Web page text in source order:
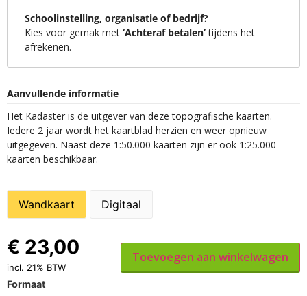
Schoolinstelling, organisatie of bedrijf?
Kies voor gemak met ‘Achteraf betalen’tijdens het
afrekenen.
Aanvullende informatie
Het Kadaster is de uitgever van deze topografische kaarten.
Iedere 2 jaar wordt het kaartblad herzien en weer opnieuw
uitgegeven. Naast deze 1:50.000 kaarten zijn er ook 1:25.000
kaarten beschikbaar.
Wandkaart Digitaal
Formaat
€ 23,00
incl. 21% BTW
Toevoegen aan winkelwagen